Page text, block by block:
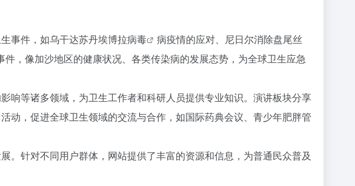
事件，如乌干达苏丹埃博拉病毒 病疫情的应对、尼日尔消除盘尾丝
件，像加沙地区的健康状况、各类传染病的发展态势，为全球卫生应急
响等诸多领域，为卫生工作者和科研人员提供专业知识。演讲板块分享
动，促进全球卫生领域的交流与合作，如国际药典会议、青少年肥胖管
。针对不同用户群体，网站提供了丰富的资源和信息，为普通民众普及